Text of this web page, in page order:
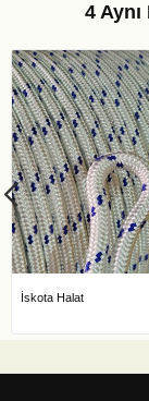
4
İskota Halat